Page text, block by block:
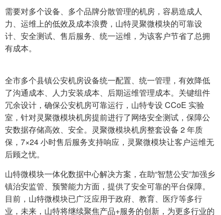
需要对多个设备、多个品牌分散管理的机房，容易造成人
力、运维上的低效及成本浪费，山特灵聚微模块的可靠设
计、安全测试、售后服务、统一运维，为该客户节省了总拥
有成本。
全市多个县镇公安机房设备统一配置、统一管理，有效降低
了沟通成本、人力安装成本、后期运维管理成本。关键组件
冗余设计，确保公安机房可靠运行，山特专设 CCoE 实验
室，针对灵聚微模块机房提前进行了网络安全测试，保障公
安数据存储高效、安全。灵聚微模块机房整套设备 2 年质
保，7×24 小时售后服务支持响应，灵聚微模块让客户运维无
后顾之忧。
山特微模块一体化数据中心解决方案，在助“智慧公安”加强乡
镇治安监管、预警能力方面，提供了安全可靠的平台保障。
目前，山特微模块已广泛应用于政府、教育、医疗等多行
业，未来，山特将继续聚焦产品+服务的创新，为更多行业的